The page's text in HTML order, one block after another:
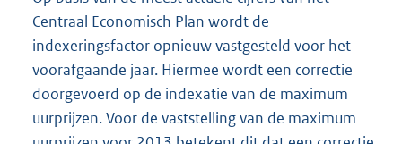
Centraal Economisch Plan wordt de
indexeringsfactor opnieuw vastgesteld voor het
voorafgaande jaar. Hiermee wordt een correctie
doorgevoerd op de indexatie van de maximum
uurprijzen. Voor de vaststelling van de maximum